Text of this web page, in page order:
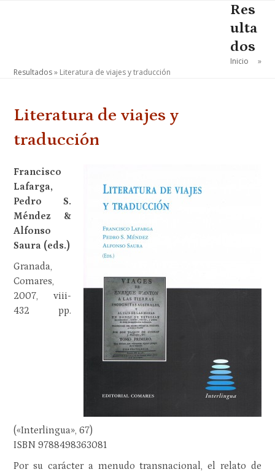
Res
ulta
dos
Inicio »
Resultados» Literatura de viajes y traducción
Literatura de viajes y
traducción
Francisco
Lafarga,
Pedro S.
Méndez &
Alfonso
Saura (eds.)
Granada,
Comares,
2007, viii-
432 pp.
(«Interlingua», 67)
ISBN 9788498363081
Por su carácter a menudo transnacional, el relato de